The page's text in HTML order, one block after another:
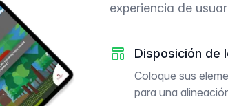
experiencia de
Disposición de
Coloque sus
para una